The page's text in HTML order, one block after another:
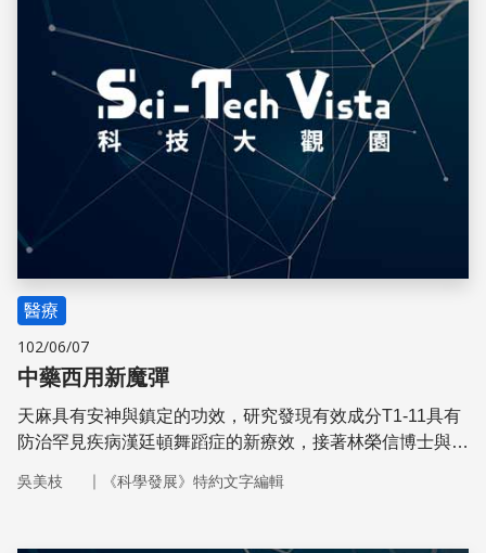
醫療
102/06/07
中藥西用新魔彈
天麻具有安神與鎮定的功效，研究發現有效成分T1-11具有
防治罕見疾病漢廷頓舞蹈症的新療效，接著林榮信博士與方
物。
吳美枝 ｜ 《科學發展》特約文字編輯